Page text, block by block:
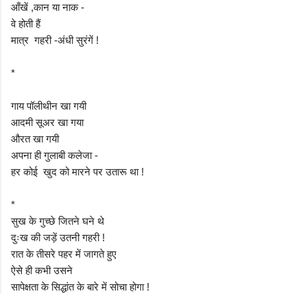
आँखें ,कान या नाक -
वे होती हैं
मात्र गहरी -अंधी सुरंगें !
*
गाय पॉलीथीन खा गयी
आदमी सूअर खा गया
औरत खा गयी
अपना ही गुलाबी कलेजा -
हर कोई खुद को मारने पर उतारू था !
*
सुख के गुच्छे जितने घने थे
दुःख की जड़ें उतनी गहरी !
रात के तीसरे पहर में जागते हुए
ऐसे ही कभी उसने
सापेक्षता के सिद्धांत के बारे में सोचा होगा !